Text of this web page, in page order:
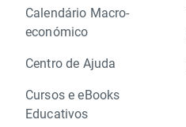
Calendário Macro-
económico
Centro de Ajuda
Cursos e eBooks
Educativos